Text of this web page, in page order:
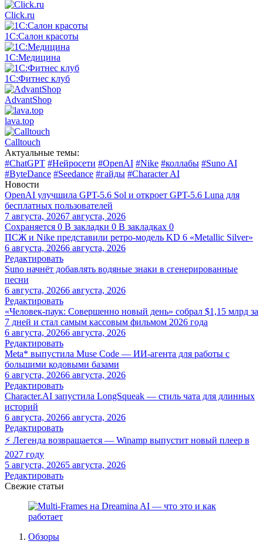
Click.ru
1С:Салон красоты
1С:Медицина
1С:Фитнес клуб
AdvantShop
lava.top
Calltouch
Актуальные темы:
#ChatGPT #Нейросети #OpenAI #Nike #коллабы #Suno AI
#ByteDance #Seedance #гайды #Character AI
Новости
OpenAI улучшила GPT-5.6 Sol и откроет GPT-5.6 Luna для
бесплатных пользователей
7 августа, 20267 августа, 2026
Сохраняется 0 В закладки 0 В закладках 0
ПСЖ и Nike представили ретро-модель KD 6 «Metallic Silver»
6 августа, 20266 августа, 2026
Редактировать
Suno начнёт добавлять водяные знаки в сгенерированные
песни
6 августа, 20266 августа, 2026
Редактировать
«Человек-паук: Совершенно новый день» собрал $1,15 млрд за
7 дней и стал самым кассовым фильмом 2026 года
6 августа, 20266 августа, 2026
Редактировать
Meta* выпустила Muse Code — ИИ-агента для работы с
большими кодовыми базами
6 августа, 20266 августа, 2026
Редактировать
Character.AI запустила LongSqueak — стиль чата для длинных
историй
6 августа, 20266 августа, 2026
Редактировать
⚡ Легенда возвращается — Winamp выпустит новый плеер в
2027 году
5 августа, 20265 августа, 2026
Редактировать
Свежие статьи
Обзоры